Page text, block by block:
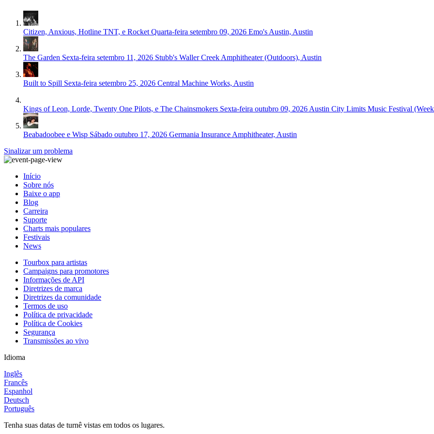
Citizen, Anxious, Hotline TNT, e Rocket Quarta-feira setembro 09, 2026 Emo's Austin, Austin
The Garden Sexta-feira setembro 11, 2026 Stubb's Waller Creek Amphitheater (Outdoors), Austin
Built to Spill Sexta-feira setembro 25, 2026 Central Machine Works, Austin
Kings of Leon, Lorde, Twenty One Pilots, e The Chainsmokers Sexta-feira outubro 09, 2026 Austin City Limits Music Festival
Beabadoobee e Wisp Sábado outubro 17, 2026 Germania Insurance Amphitheater, Austin
Sinalizar um problema
Início
Sobre nós
Baixe o app
Blog
Carreira
Suporte
Charts mais populares
Festivais
News
Tourbox para artistas
Campaigns para promotores
Informações de API
Diretrizes de marca
Diretrizes da comunidade
Termos de uso
Política de privacidade
Política de Cookies
Segurança
Transmissões ao vivo
Idioma
Inglês
Francês
Espanhol
Deutsch
Português
Tenha suas datas de turnê vistas em todos os lugares.